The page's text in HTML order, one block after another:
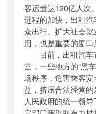
客运量达120亿人次
进程的加快，出租
众出行、扩大社会
用，也是重要的窗口
目前，出租汽车
营，一些地方的“黑
场秩序，危害乘客
益，挤压合法经营
人民政府的统一领